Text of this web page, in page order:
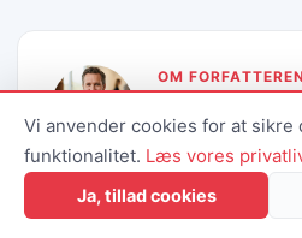
OM FORFATTEREN
Philip
Skribent &
Philip er
danskere med at
Vi anvender cookies for at sikre
funktionalitet. Læs vores
Ja, tillad cookies